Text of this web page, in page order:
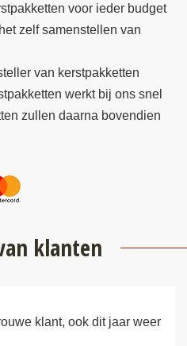
voor ieder budget
zelf samenstellen van
van kerstpakketten
werkt bij ons snel
zullen daarna bovendien
klanten
klant, ook dit jaar weer